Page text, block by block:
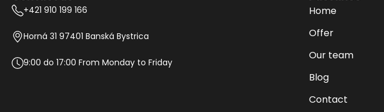
+421 910 199 166
Horná 31 97401 Banská Bystrica
9:00 do 17:00 From Monday to Friday
Home
Offer
Our team
Blog
Contact